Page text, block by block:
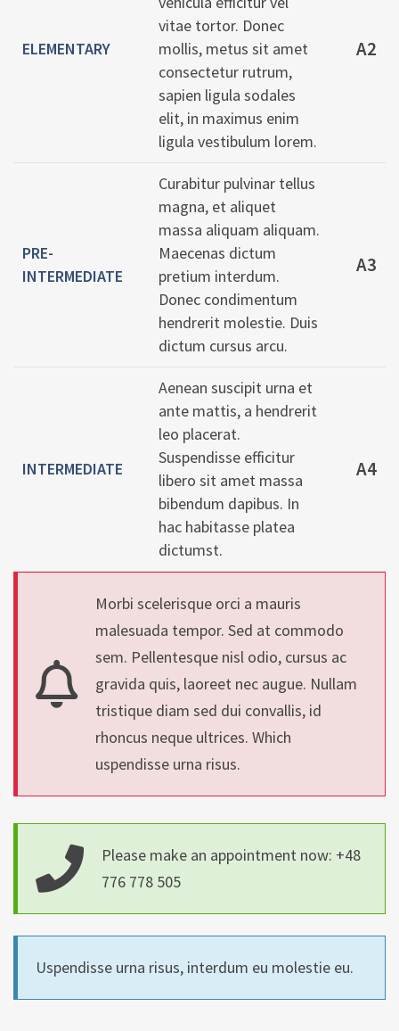
ELEMENTARY
vitae tortor. Donec
mollis, metus sit amet
consectetur rutrum,
sapien ligula sodales
elit, in maximus enim
ligula vestibulum lorem.
A2
PRE-
INTERMEDIATE
Curabitur pulvinar tellus
magna, et aliquet
massa aliquam aliquam.
Maecenas dictum
pretium interdum.
Donec condimentum
hendrerit molestie. Duis
dictum cursus arcu.
A3
INTERMEDIATE
Aenean suscipit urna et
ante mattis, a hendrerit
leo placerat.
Suspendisse efficitur
libero sit amet massa
bibendum dapibus. In
hac habitasse platea
dictumst.
A4
Morbi scelerisque orci a mauris
malesuada tempor. Sed at commodo
sem. Pellentesque nisl odio, cursus ac
gravida quis, laoreet nec augue. Nullam
tristique diam sed dui convallis, id
rhoncus neque ultrices. Which
uspendisse urna risus.
Please make an appointment now: +48
776 778 505
Uspendisse urna risus, interdum eu molestie eu.